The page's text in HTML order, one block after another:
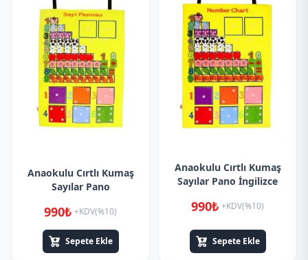
Anaokulu Cırtlı Kumaş
Sayılar Pano
990₺ +KDV(%10)
Sepete Ekle
Anaokulu Cırtlı Kumaş
Sayılar Pano İngilizce
990₺ +KDV(%10)
Sepete Ekle